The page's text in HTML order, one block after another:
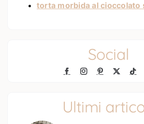
torta morbida al cioccolato
Social
Ultimi